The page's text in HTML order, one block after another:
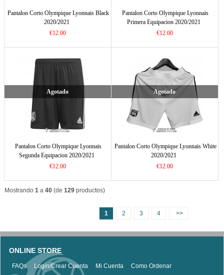
Pantalon Corto Olympique Lyonnais Black
2020/2021
€12.00
Pantalon Corto Olympique Lyonnais
Primera Equipacion 2020/2021
€12.00
Agotado
Pantalon Corto Olympique Lyonnais
Segunda Equipacion 2020/2021
€12.00
Agotado
Pantalon Corto Olympique Lyonnais White
2020/2021
€12.00
Mostrando 1a 40(de 129productos)
1 2 3 4 >>
ONLINE STORE
FAQs Login/Crear Cuenta Mi Cuenta
Como Ordenar